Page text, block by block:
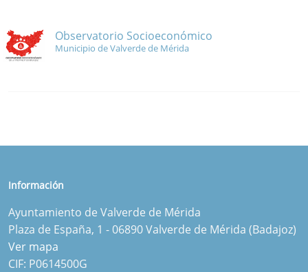
Observatorio Socioeconómico
Municipio de Valverde de Mérida
Información
Ayuntamiento de Valverde de Mérida
Plaza de España, 1 - 06890 Valverde de Mérida (Badajoz)
Ver mapa
CIF: P0614500G